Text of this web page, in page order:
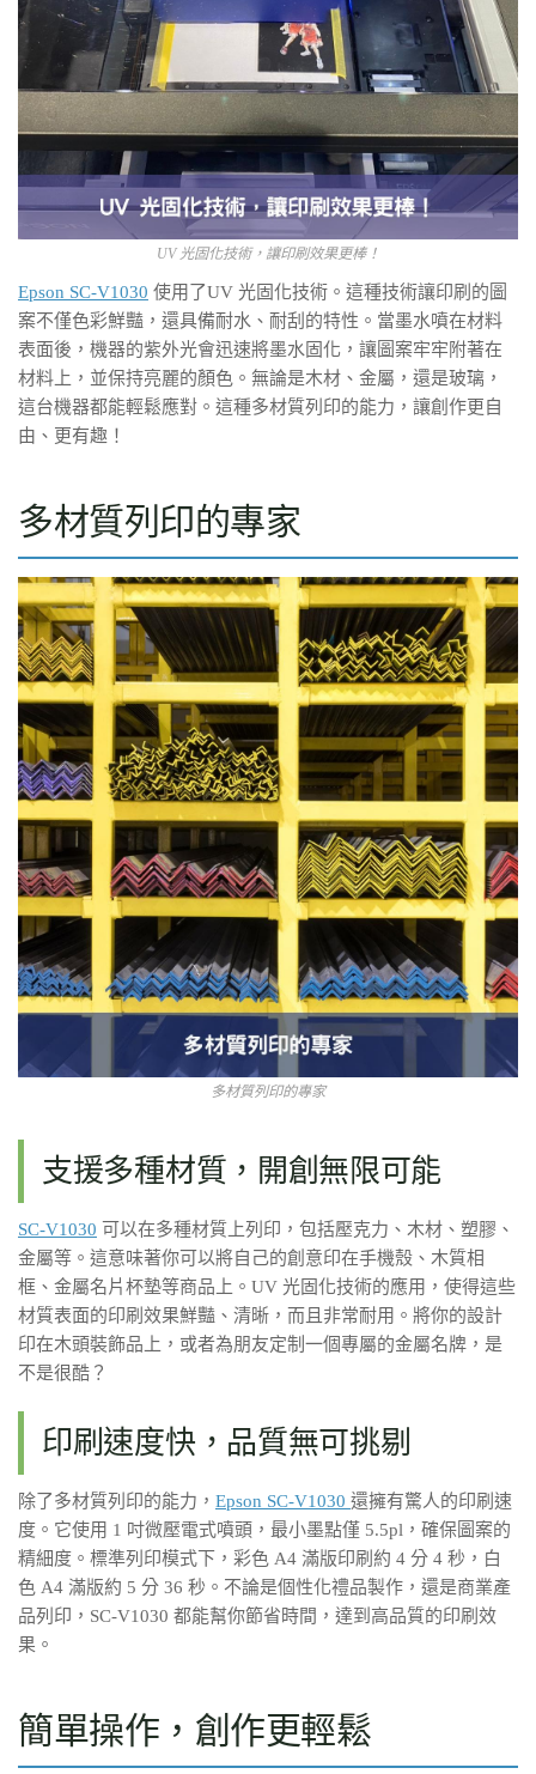
UV 光固化技術，讓印刷效果更棒！
Epson SC-V1030 使用了UV 光固化技術。這種技術讓印刷的圖
案不僅色彩鮮豔，還具備耐水、耐刮的特性。當墨水噴在材料
表面後，機器的紫外光會迅速將墨水固化，讓圖案牢牢附著在
材料上，並保持亮麗的顏色。無論是木材、金屬，還是玻璃，
這台機器都能輕鬆應對。這種多材質列印的能力，讓創作更自
由、更有趣！
多材質列印的專家
多材質列印的專家
支援多種材質，開創無限可能
SC-V1030 可以在多種材質上列印，包括壓克力、木材、塑膠、
金屬等。這意味著你可以將自己的創意印在手機殼、木質相
框、金屬名片杯墊等商品上。UV 光固化技術的應用，使得這些
材質表面的印刷效果鮮豔、清晰，而且非常耐用。將你的設計
印在木頭裝飾品上，或者為朋友定制一個專屬的金屬名牌，是
不是很酷？
印刷速度快，品質無可挑剔
除了多材質列印的能力， Epson SC-V1030 還擁有驚人的印刷速
度。它使用 1 吋微壓電式噴頭，最小墨點僅 5.5pl，確保圖案的
精細度。標準列印模式下，彩色 A4 滿版印刷約 4 分 4 秒，白
色 A4 滿版約 5 分 36 秒。不論是個性化禮品製作，還是商業產
品列印，SC-V1030 都能幫你節省時間，達到高品質的印刷效
果。
簡單操作，創作更輕鬆